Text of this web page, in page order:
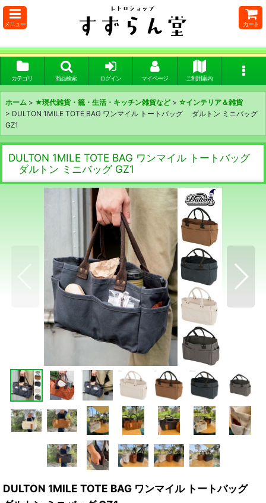
メニュー カート
カテゴリ 商品検索 ログイン マイページ ご利用案内
ホーム > ★現代雑貨・籠・生活・キッチン雑貨など > ☆インテリア＆雑貨
> DULTON 1MILE TOTE BAG ワンマイル トートバッグ ダルトン ミニバッグ
GZ1
DULTON 1MILE TOTE BAG ワンマイル トートバッグ
ダルトン ミニバッグ GZ1
DULTON 1MILE TOTE BAG ワンマイル トートバッグ